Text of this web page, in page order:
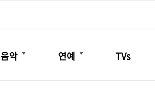
음악
더보기
연예
더보기
TVs